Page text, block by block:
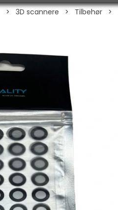
> 3D scannere > Tilbehør >